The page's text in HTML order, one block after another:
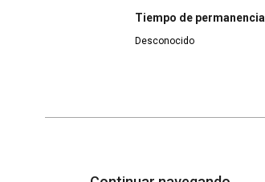
Tiempo de permanencia
Desconocido